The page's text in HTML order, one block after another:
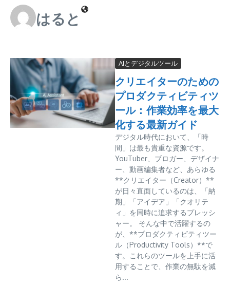
はると
AIとデジタルツール
クリエイターのための
プロダクティビティツ
ール：作業効率を最大
化する最新ガイド
デジタル時代において、「時
間」は最も貴重な資源です。
YouTuber、ブロガー、デザイナ
ー、動画編集者など、あらゆる
**クリエイター（Creator）**
が日々直面しているのは、「納
期」「アイデア」「クオリテ
ィ」を同時に追求するプレッシ
ャー。 そんな中で活躍するの
が、**プロダクティビティツー
ル（Productivity Tools）**で
す。これらのツールを上手に活
用することで、作業の無駄を減
ら...